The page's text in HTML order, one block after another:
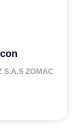
S.A.S ZOMAC